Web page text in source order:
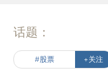
话题：
#股票 +关注